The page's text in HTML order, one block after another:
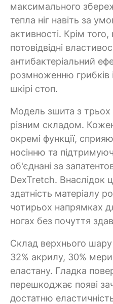
максимального
тепла ніг навіть за
активності. Крім
потовідвідні
антибактеріальний
розмноженню грибків
шкірі стоп.
Модель зшита з трьох
різним складом.
окремі функції,
носінню та
об'єднані за
DexTretch. Внаслідок
здатність матеріалу
чотирьох напрямках
ногах без почуття
Склад верхнього
32% акрилу, 30%
еластану. Гладка
перешкоджає появі
достатню